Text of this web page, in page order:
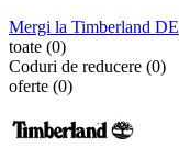
Mergi la Timberland DE
toate (0)
Coduri de reducere (0)
oferte (0)